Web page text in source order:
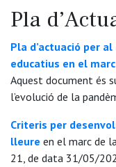
Educatiu
educatives
Bell-
Pla
Pla d’actuació per
educatius en el
Aquest document és
l’evolució de la
Criteris per
lleure en el marc de
21, de data 31/05/